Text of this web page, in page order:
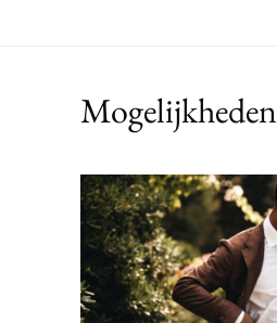
Mogelijkheden